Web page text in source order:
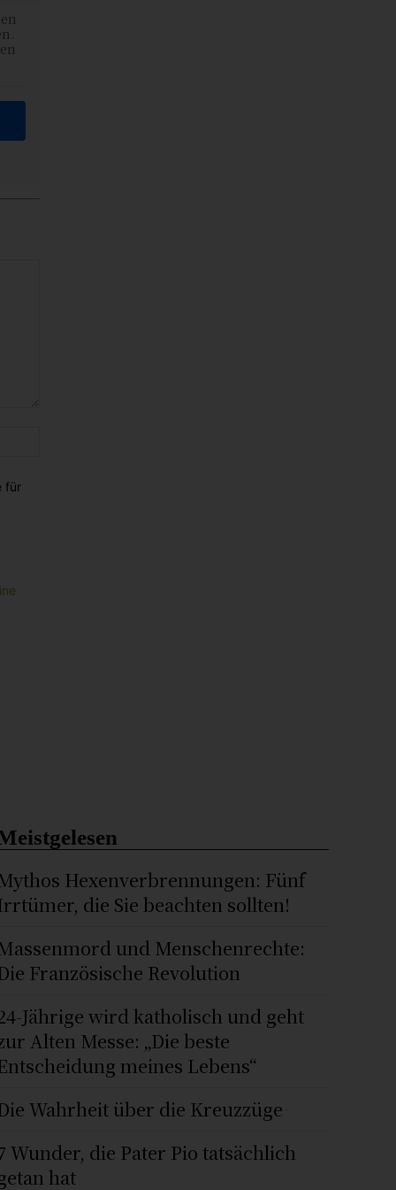
für
Hexenverbrennungen: Fünf
die Sie beachten sollten!
und Menschenrechte:
Französische Revolution
Jährige wird katholisch und geht
Alten Messe: „Die beste
meines Lebens“
Wahrheit über die Kreuzzüge
Wunder, die Pater Pio tatsächlich
hat